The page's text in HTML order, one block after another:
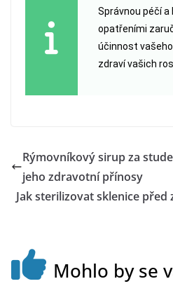
Správnou péčí
opatřeními
účinnost
zdraví vašich
Rýmovníkový sirup za
jeho zdravotní přínosy
Jak sterilizovat sklenice
Mohlo by se